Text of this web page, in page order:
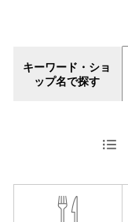
キーワード・ショ
ップ名で探す